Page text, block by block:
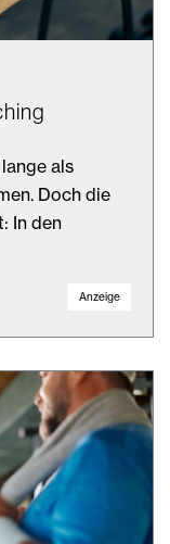
als
Doch die
In den
Anzeige